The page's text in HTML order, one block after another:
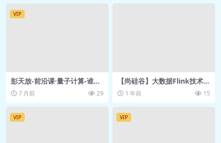
🎥 一、DOM基础，初级DOM编
DOM1(上).mp4 361.2M
🎥 二、初级虚拟
🎥 二、初级虚拟DOM2-
VIP
彭天放-前沿课·量子计算-谁能
掌握信息社会的“核武器”得到
网盘资源
7 月前 29
【尚硅谷】大数据Flink技术与
实战-课堂实录
1 年前 15
VIP VIP